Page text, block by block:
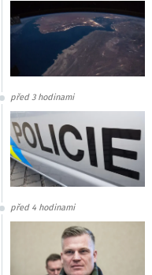
před 3 hodinami
před 4 hodinami